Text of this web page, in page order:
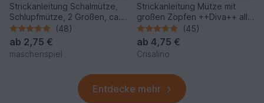
Strickanleitung Schalmütze,
Schlupfmütze, 2 Größen, ca.
6 - 36 Monate #110
(48)
ab 2,75 €
maschenspiel
Strickanleitung Mütze mit
großen Zöpfen ++Diva++ alle
Größen
(45)
ab 4,75 €
Crisalino
Entdecke mehr